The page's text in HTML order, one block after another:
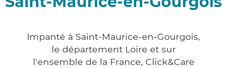
Impanté à Saint-Maurice-en-Gourgois,
le département Loire et sur
l'ensemble de la France, Click&Care